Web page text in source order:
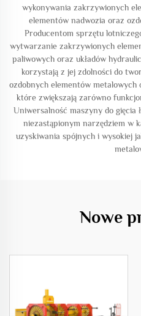
wykonywania zakrzywionych
elementów nadwozia oraz
Producentom sprzętu
wytwarzanie zakrzywionych
paliwowych oraz układów
korzystają z jej zdolności do
ozdobnych elementów
które zwiększają zarówno
Uniwersalność maszyny do gięcia
niezastąpionym narzędziem w
uzyskiwania spójnych i wysokiej
Nowe